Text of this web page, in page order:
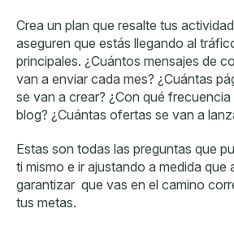
Crea un plan que resalte tus
aseguren que estás llegando al
principales. ¿Cuántos mensajes de
van a enviar cada mes? ¿Cuántas
se van a crear? ¿Con qué
blog? ¿Cuántas ofertas se van a
Estas son todas las preguntas que
ti mismo e ir ajustando a medida que
garantizar que vas en el camino
tus metas.